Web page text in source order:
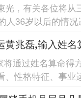
光，有关各位将从
人36岁以后的情
时的婚...
黄兆磊,输入姓名
通过姓名算命得
、性格特征、事业
...